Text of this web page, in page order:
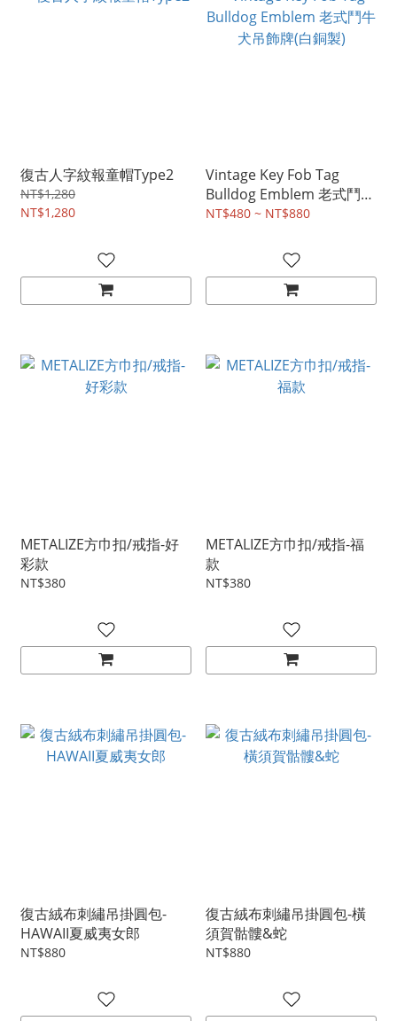
復古人字紋報童帽Type2
NT$1,280
NT$1,280
Vintage Key Fob Tag
Bulldog Emblem 老式鬥牛
犬吊飾牌(白銅製)
NT$480 ~ NT$880
METALIZE方巾扣/戒指-好
彩款
NT$380
METALIZE方巾扣/戒指-福
款
NT$380
復古絨布刺繡吊掛圓包-
HAWAII夏威夷女郎
NT$880
復古絨布刺繡吊掛圓包-橫
須賀骷髏&蛇
NT$880